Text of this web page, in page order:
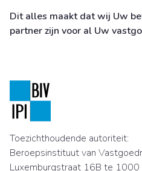
Dit alles maakt dat wij Uw
partner zijn voor al Uw
Toezichthoudende autoriteit:
Beroepsinstituut van
Luxemburgstraat 16B te 1000